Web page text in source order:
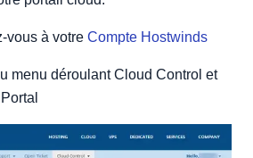
vous à votre Compte Hostwinds
menu déroulant Cloud Control et